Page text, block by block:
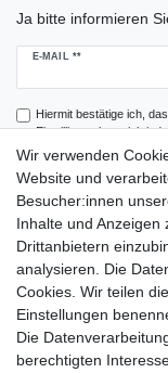
Ja bitte informieren
E-MAIL **
Newsletter
Hiermit bestätige ich,
Einwilligung kann ich
Wir verwenden
Website und
Besucher:innen
Inhalte und Anzeigen
Drittanbietern
analysieren. Die
Cookies. Wir teilen
Einstellungen
Die
berechtigten